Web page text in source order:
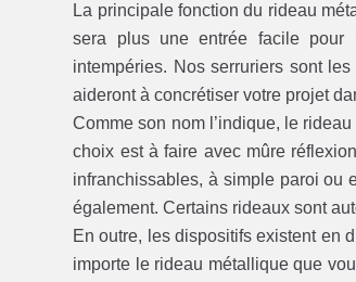
La principale fonction du rideau
sera plus une entrée facile pour
intempéries. Nos serruriers sont
aideront à concrétiser votre projet
Comme son nom l’indique, le
choix est à faire avec mûre
infranchissables, à simple paroi ou
également. Certains rideaux sont
En outre, les dispositifs existent en
importe le rideau métallique que